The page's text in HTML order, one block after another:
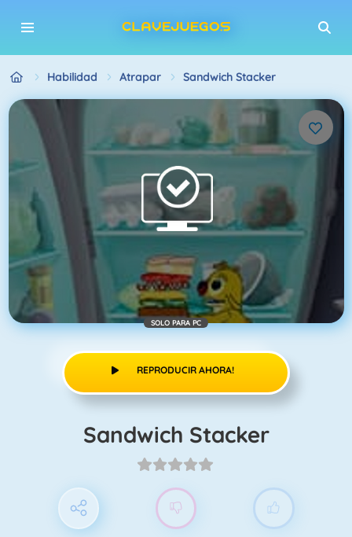
Habilidad Atrapar Sandwich Stacker
SOLO PARA PC
REPRODUCIR AHORA!
Sandwich Stacker